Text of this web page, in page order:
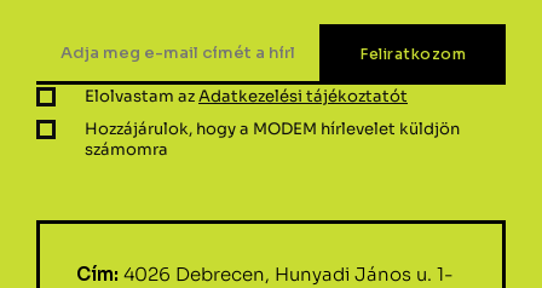
Elolvastam azAdatkezelési tájékoztatót
Hozzájárulok, hogy a MODEM hírlevelet küldjön
számomra
Cím: 4026 Debrecen, Hunyadi János u. 1-